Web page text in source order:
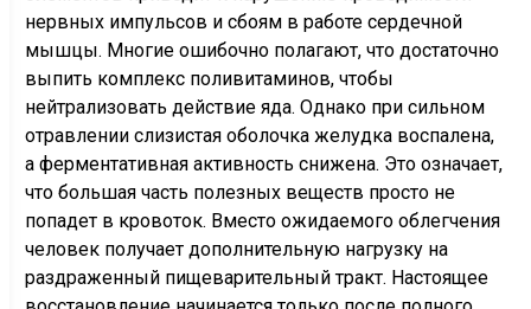
нервных импульсов и сбоям в работе сердечной
мышцы. Многие ошибочно полагают, что достаточно
выпить комплекс поливитаминов, чтобы
нейтрализовать действие яда. Однако при сильном
отравлении слизистая оболочка желудка воспалена,
а ферментативная активность снижена. Это означает,
что большая часть полезных веществ просто не
попадет в кровоток. Вместо ожидаемого облегчения
человек получает дополнительную нагрузку на
раздраженный пищеварительный тракт. Настоящее